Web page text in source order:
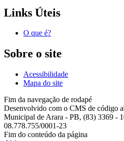
Links Úteis
O que é?
Sobre o site
Acessibilidade
Mapa do site
Fim da navegação de rodapé
Desenvolvido com o CMS de código
Municipal de Arara - PB, (83) 3369 -
08.778.755/0001-23
Fim do conteúdo da página